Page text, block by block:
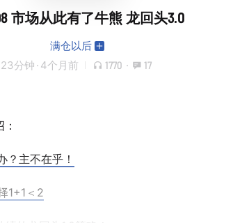
市场从此有了牛熊 龙回头3.0
满仓以后
23分钟 · 4个月前 1770 · 17
？主不在乎！
1+1＜2